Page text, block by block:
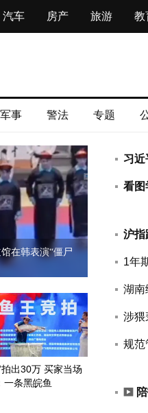
汽车 房产 旅游 教
军事 警法 专题
在韩表演“僵尸
拍出30万 买家当场
一条黑皖鱼
习
看
沪指
1年
湖南
涉猥
规范